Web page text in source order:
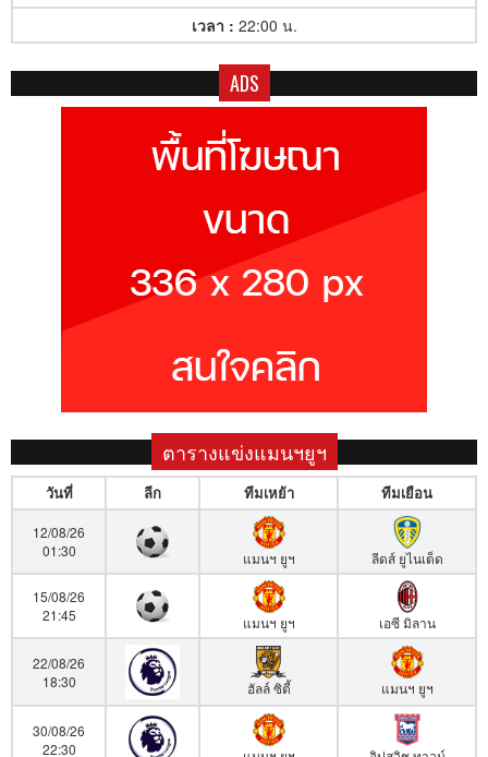
เวลา : 22:00 น.
ADS
ตารางแข่งแมนฯยูฯ
วันที่ ลีก ทีมเหย้า ทีมเยือน
12/08/26
01:30
แมนฯ ยูฯ ลีดส์ ยูไนเต็ด
15/08/26
21:45
แมนฯ ยูฯ เอซี มิลาน
22/08/26
18:30
ฮัลล์ ซิตี้ แมนฯ ยูฯ
30/08/26
22:30